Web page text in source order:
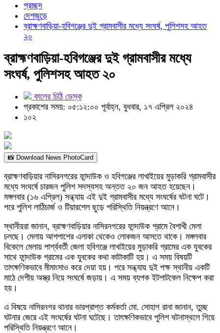
প্রচ্ছদ
দেশজুড়ে
ব্রাহ্মণবাড়িয়া-হবিগঞ্জের দুই গ্রামবাসীর মধ্যে সংঘর্ষ, পুলিশসহ আহত
২০
ব্রাহ্মণবাড়িয়া-হবিগঞ্জের দুই গ্রামবাসীর মধ্যে
সংঘর্ষ, পুলিশসহ আহত ২০
কালের চিঠি ডেস্ক
প্রকাশের সময়: ০৫:১২:০০ পূর্বাহ্ন, বুধবার, ১৭ এপ্রিল ২০২৪
১০২
📸 Download News PhotoCard
ব্রাহ্মণবাড়িয়ার নাসিরনগরের ফান্দাউক ও হবিগঞ্জের লাখাইয়ের মুড়াকরি গ্রামবাসীর
মধ্যে সংঘর্ষে চারজন পুলিশ সদস্যসহ অন্তত ২০ জন আহত হয়েছেন।
মঙ্গলবার (১৬ এপ্রিল) সন্ধ্যায় এই দুই গ্রামবাসীর মধ্যে সংঘর্ষের ঘটনা ঘটে।
পরে পুলিশ লাঠিচার্জ ও টিয়ারশেল ছুড়ে পরিস্থিতি নিয়ন্ত্রণে আনে।
স্থানীয়রা জানান, ব্রাহ্মণবাড়িয়ার নাসিরনগরের ফান্দাউক গ্রামে বৈশাখী মেলা
চলছে। মেলায় আশপাশের এলাকা থেকেও লোকজন আসতে থাকে। মঙ্গলবার
বিকেলে মেলায় পার্শ্ববর্তী জেলা হবিগঞ্জে লাখাইয়ের মুড়াকরি গ্রামের এক যুবকের
সাথে ফান্দাউক গ্রামের এক যুবকের কথা কাটাকাটি হয়। এ সময় বিষয়টি
তাৎক্ষণিকভাবে মীমাংসাও করে দেয়া হয়। পরে সন্ধ্যায় দুই পক্ষ স্থানীয় একটি
মাঠে দেশীয় অস্ত্র নিয়ে সংঘর্ষে জড়ায়। এ সময় ব্যপক ইটপাটকেল নিক্ষেপ করা
হয়।
এ বিষয়ে নাসিরনগর থানার ভারপ্রাপ্ত কর্মকর্তা মো. সোহাগ রানা জানান, তুচ্ছ
ঘটনার জেরে এই সংঘর্ষের ঘটনা ঘটেছে। তাৎক্ষণিকভাবে পুলিশ ঘটনাস্থলে গিয়ে
পরিস্থিতি নিয়ন্ত্রণে আনে।